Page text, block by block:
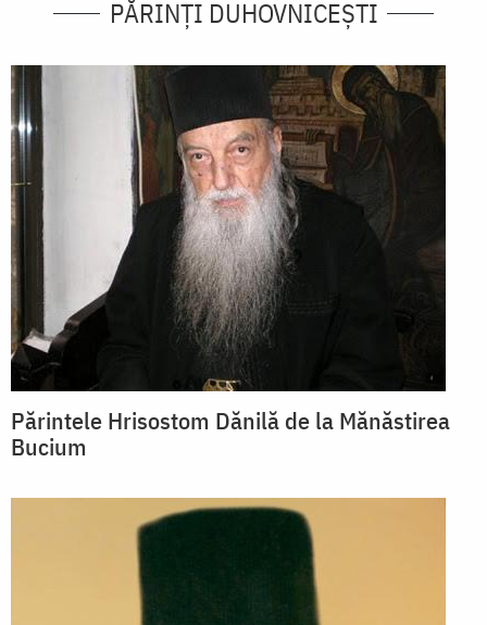
PĂRINȚI DUHOVNICEȘTI
Părintele Hrisostom Dănilă de la Mănăstirea
Bucium